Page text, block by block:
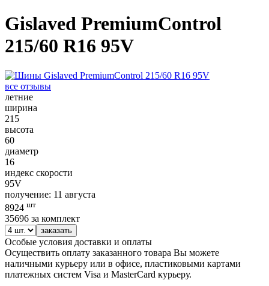
Gislaved PremiumControl
215/60 R16 95V
все отзывы
летние
ширина
215
высота
60
диаметр
16
индекс скорости
95V
получение: 11 августа
8924 шт
35696 за комплект
заказать
Особые условия доставки и оплаты
Осуществить оплату заказанного товара Вы можете
наличными курьеру или в офисе, пластиковыми картами
платежных систем Visa и MasterCard курьеру.